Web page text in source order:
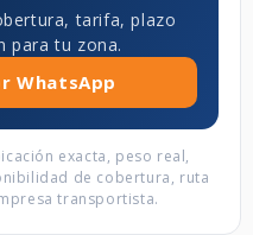
tarifa, plazo
para tu zona.
WhatsApp
exacta, peso real,
de cobertura, ruta
transportista.